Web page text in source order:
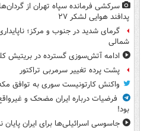
سرکشی فرمانده سپاه تهران از
پدافند هوایی لشکر ۲۷
گرمای شدید در جنوب و مرکز؛
شمالی
ادامه آتش‌سوزی گسترده در بریتیش
پشت پرده تغییر سرمربی تراکتور
واکنش کارتونیست سوری به توافق
فرضیات درباره ایران مضحک و
بود!
جاسوسی اسرائیلی‌ها برای ایران پایان